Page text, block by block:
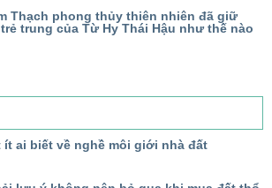
Thạch phong thủy thiên nhiên đã giữ
trung của Từ Hy Thái Hậu như thế nào
ít ai biết về nghề môi giới nhà đất